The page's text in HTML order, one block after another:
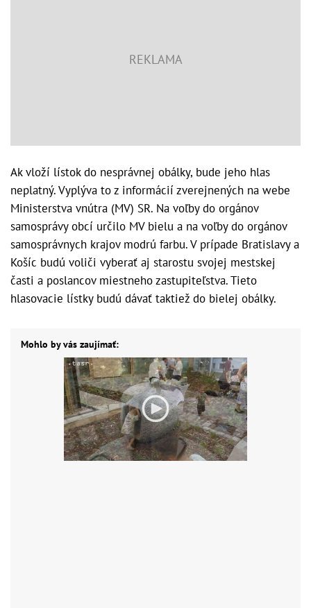
Ak vloží lístok do nesprávnej obálky, bude jeho hlas
neplatný. Vyplýva to z informácií zverejnených na webe
Ministerstva vnútra (MV) SR. Na voľby do orgánov
samosprávy obcí určilo MV bielu a na voľby do orgánov
samosprávnych krajov modrú farbu. V prípade Bratislavy a
Košíc budú voliči vyberať aj starostu svojej mestskej
časti a poslancov miestneho zastupiteľstva. Tieto
hlasovacie lístky budú dávať taktiež do bielej obálky.
Mohlo by vás zaujímať: